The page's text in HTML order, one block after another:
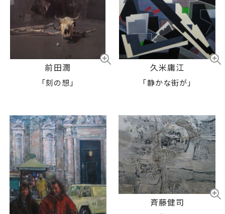
前田潤
「刻の想」
久米庸江
「静かな街が」
斉藤健司